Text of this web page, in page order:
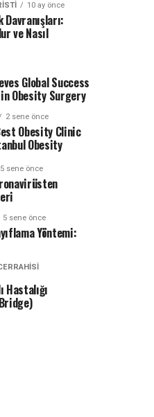
10 ay önce
ve Nasıl
Global Success
Obesity Surgery
2 sene önce
Obesity Clinic
Obesity
5 sene önce
5 sene önce
Yöntemi:
Hastalığı